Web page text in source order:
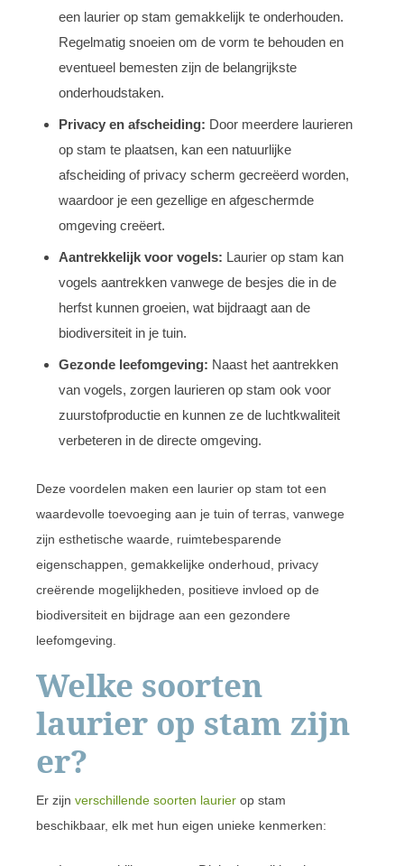
een laurier op stam gemakkelijk te onderhouden.
Regelmatig snoeien om de vorm te behouden en
eventueel bemesten zijn de belangrijkste
onderhoudstaken.
Privacy en afscheiding: Door meerdere laurieren
op stam te plaatsen, kan een natuurlijke
afscheiding of privacy scherm gecreëerd worden,
waardoor je een gezellige en afgeschermde
omgeving creëert.
Aantrekkelijk voor vogels: Laurier op stam kan
vogels aantrekken vanwege de besjes die in de
herfst kunnen groeien, wat bijdraagt aan de
biodiversiteit in je tuin.
Gezonde leefomgeving: Naast het aantrekken
van vogels, zorgen laurieren op stam ook voor
zuurstofproductie en kunnen ze de luchtkwaliteit
verbeteren in de directe omgeving.
Deze voordelen maken een laurier op stam tot een
waardevolle toevoeging aan je tuin of terras, vanwege
zijn esthetische waarde, ruimtebesparende
eigenschappen, gemakkelijke onderhoud, privacy
creërende mogelijkheden, positieve invloed op de
biodiversiteit en bijdrage aan een gezondere
leefomgeving.
Welke soorten
laurier op stam zijn
er?
Er zijn verschillende soorten laurier op stam
beschikbaar, elk met hun eigen unieke kenmerken: